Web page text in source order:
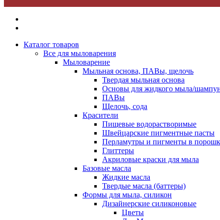
Каталог товаров
Все для мыловарения
Мыловарение
Мыльная основа, ПАВы, щелочь
Твердая мыльная основа
Основы для жидкого мыла/
ПАВы
Щелочь, сода
Красители
Пищевые водорастворимые
Швейцарские пигментные пасты
Перламутры и пигменты в
Глиттеры
Акриловые краски для мыла
Базовые масла
Жидкие масла
Твердые масла (баттеры)
Формы для мыла, силикон
Дизайнерские силиконовые
Цветы